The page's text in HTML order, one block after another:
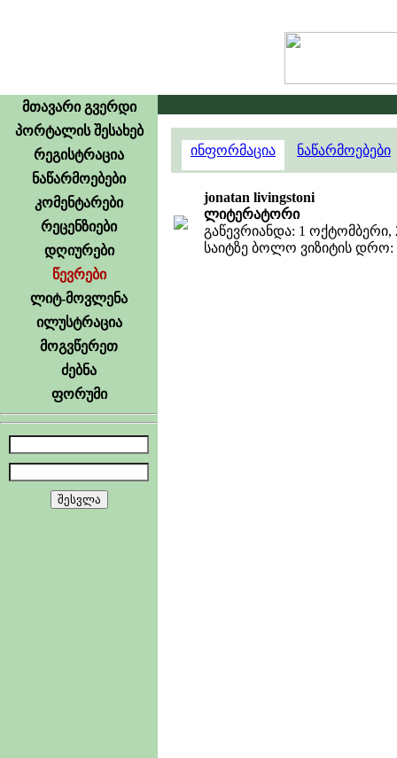
მთავარი გვერდი
პორტალის შესახებ
რეგისტრაცია
ნაწარმოებები
კომენტარები
რეცენზიები
დღიურები
წევრები
ლიტ-მოვლენა
ილუსტრაცია
მოგვწერეთ
ძებნა
ფორუმი
ინფორმაცია ნაწარმოებები
jonatan livingstoni
ლიტერატორი
გაწევრიანდა: 1 ოქტომბერი,
საიტზე ბოლო ვიზიტის დრო: